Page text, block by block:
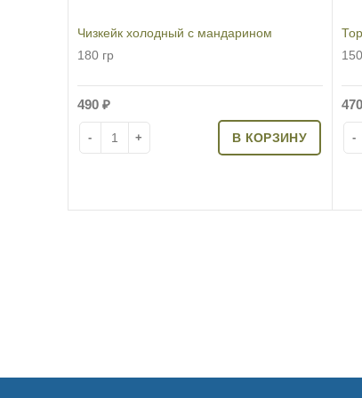
Чизкейк холодный с мандарином
180 гр
490 ₽
Количество товара Чизкейк холодный с
В КОРЗИНУ
470